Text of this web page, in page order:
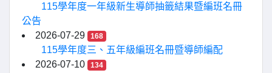
115學年度一年級新生導師抽籤結果暨編班名冊
公告
2026-07-29
168
115學年度三、五年級編班名冊暨導師編配
2026-07-10
134